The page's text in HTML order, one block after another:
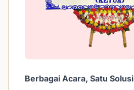
Berbagai Acara, Satu Solusi